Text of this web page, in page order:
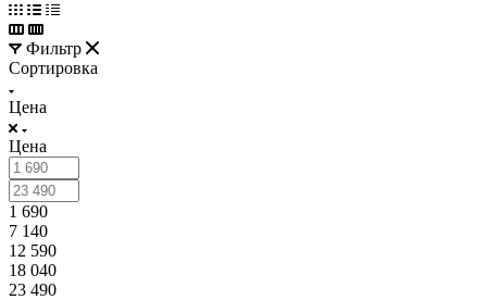
Фильтр
Сортировка
Цена
Цена
1 690
7 140
12 590
18 040
23 490